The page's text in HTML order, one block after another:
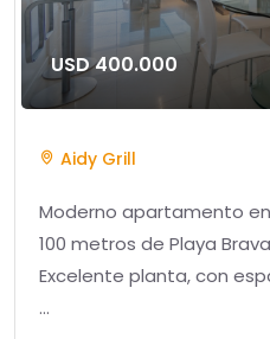
USD 400.000
Aidy Grill
Moderno apartamento
100 metros de Playa
Excelente planta, con
...